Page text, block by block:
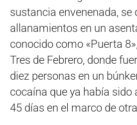
sustancia envenenada, se
allanamientos en un
conocido como «Puerta
Tres de Febrero, donde
diez personas en un
cocaína que ya había sido
45 días en el marco de